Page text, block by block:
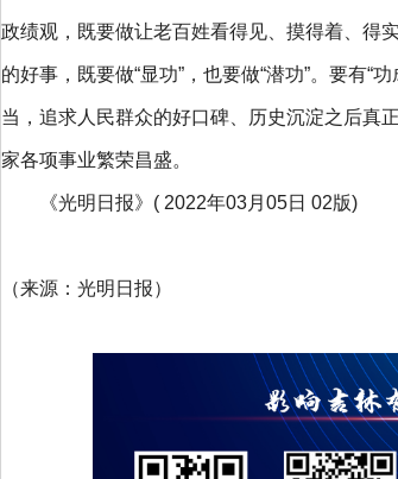
政绩观，既要做让老百姓看得见、摸得着、得
的好事，既要做“显功”，也要做“潜功”。要有“
当，追求人民群众的好口碑、历史沉淀之后真
家各项事业繁荣昌盛。
《光明日报》( 2022年03月05日 02版)
（来源：光明日报）